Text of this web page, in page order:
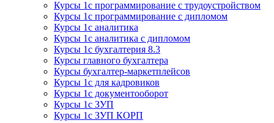
Курсы 1с программирование с трудоустройством
Курсы 1с программирование с дипломом
Курсы 1с аналитика
Курсы 1с аналитика с дипломом
Курсы 1с бухгалтерия 8.3
Курсы главного бухгалтера
Курсы бухгалтер-маркетплейсов
Курсы 1с для кадровиков
Курсы 1с документооборот
Курсы 1с ЗУП
Курсы 1с ЗУП КОРП